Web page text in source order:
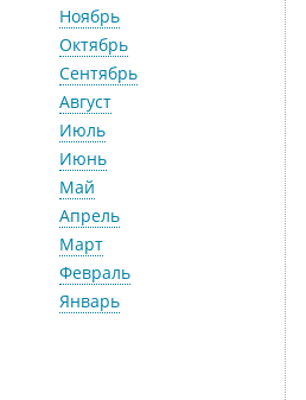
Ноябрь
Октябрь
Сентябрь
Август
Июль
Июнь
Май
Апрель
Март
Февраль
Январь